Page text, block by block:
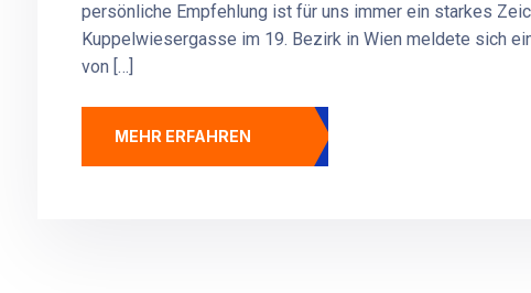
persönliche Empfehlung ist für uns immer ein starkes
Kuppelwiesergasse im 19. Bezirk in Wien meldete sich
von […]
MEHR ERFAHREN